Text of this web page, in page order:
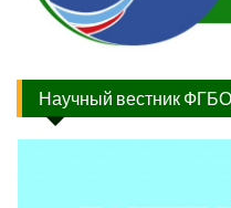
Научный вестник